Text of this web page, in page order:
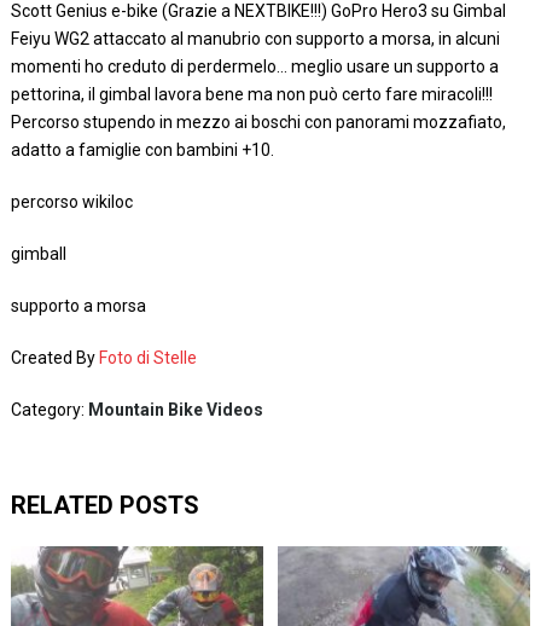
Scott Genius e-bike (Grazie a NEXTBIKE!!!) GoPro Hero3 su Gimbal
Feiyu WG2 attaccato al manubrio con supporto a morsa, in alcuni
momenti ho creduto di perdermelo… meglio usare un supporto a
pettorina, il gimbal lavora bene ma non può certo fare miracoli!!!
Percorso stupendo in mezzo ai boschi con panorami mozzafiato,
adatto a famiglie con bambini +10.
percorso wikiloc
gimball
supporto a morsa
Created By Foto di Stelle
Category: Mountain Bike Videos
RELATED POSTS